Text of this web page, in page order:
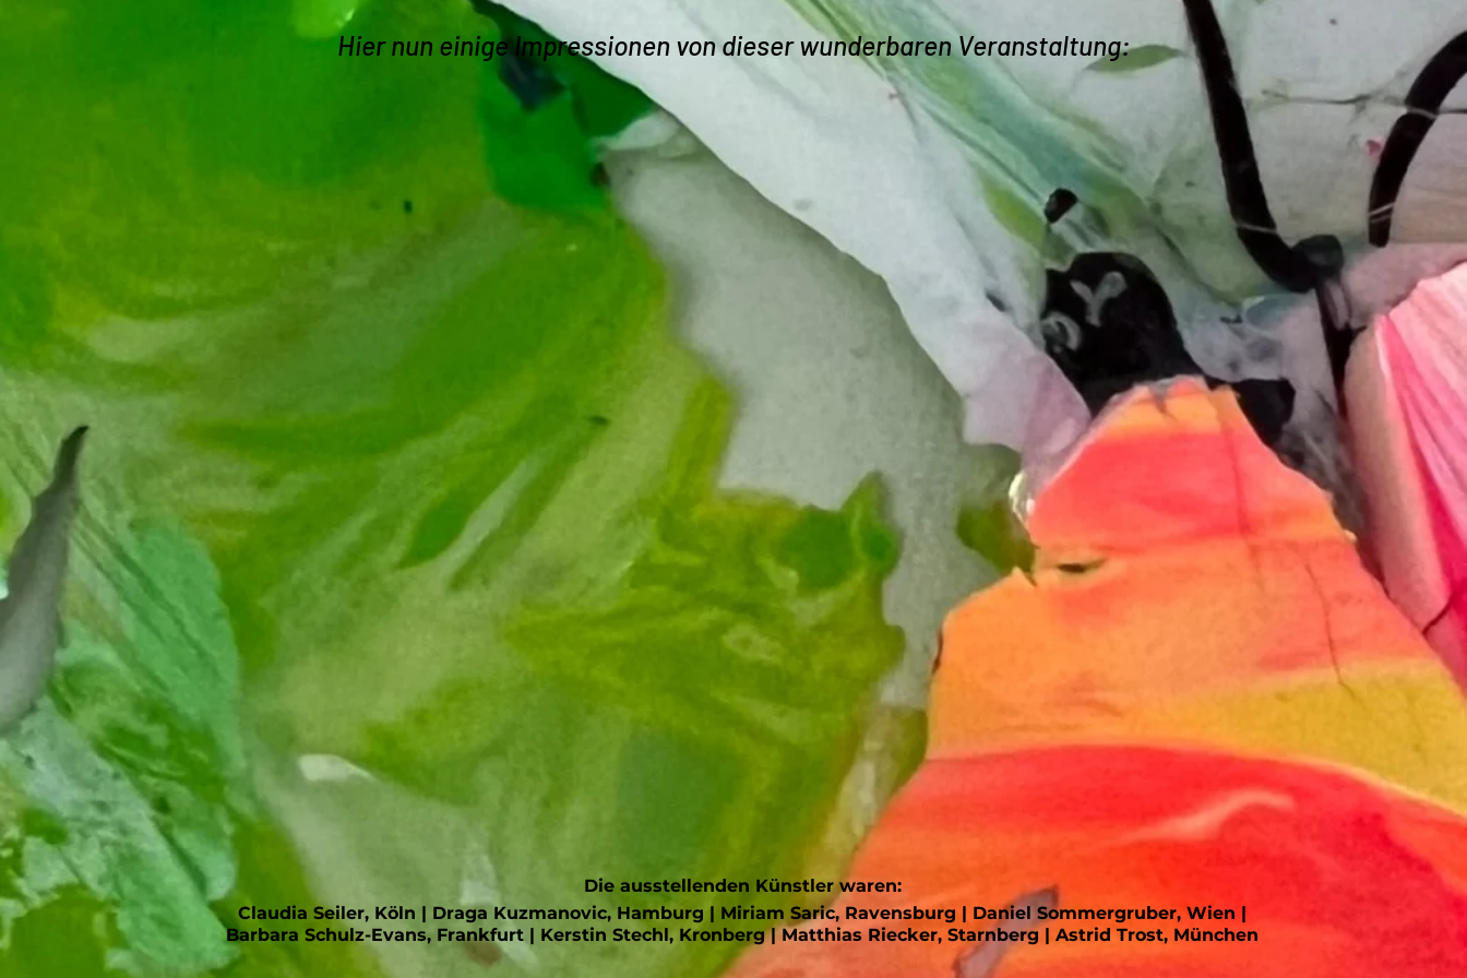
Hier nun einige Impressionen von dieser wunderbaren Veranstaltung:
Die ausstellenden Künstler waren:
Claudia Seiler, Köln | Draga Kuzmanovic, Hamburg | Miriam Saric, Ravensburg | Daniel Sommergruber, Wien |
Barbara Schulz-Evans, Frankfurt | Kerstin Stechl, Kronberg | Matthias Riecker, Starnberg | Astrid Trost, München